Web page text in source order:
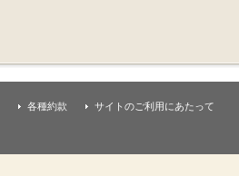
各種約款 サイトのご利用にあたって